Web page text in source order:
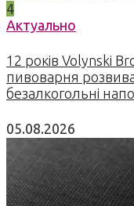
4
Актуально
12 років Volynski
пивоварня
безалкогольні
05.08.2026